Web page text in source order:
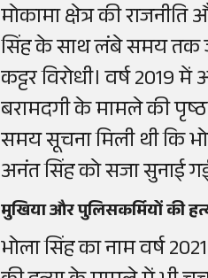
मोकामा क्षेत्र की
सिंह के साथ लंबे समय तक
कट्टर विरोधी। वर्ष
बरामदगी के मामले की
समय सूचना मिली थी कि
अनंत सिंह को सजा सुनाई
मुखिया और पुलिसकर्मियों की
भोला सिंह का नाम वर्ष